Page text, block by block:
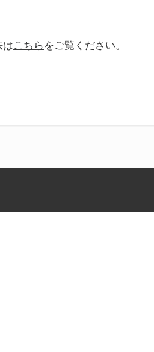
はこちら をご覧ください。